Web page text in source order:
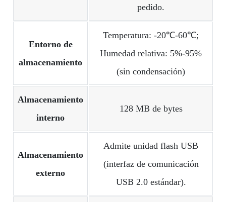
pedido.
Entorno de
almacenamiento
Temperatura: -20℃-60℃;
Humedad relativa: 5%-95%
(sin condensación)
Almacenamiento
interno
128 MB de bytes
Almacenamiento
externo
Admite unidad flash USB
(interfaz de comunicación
USB 2.0 estándar).